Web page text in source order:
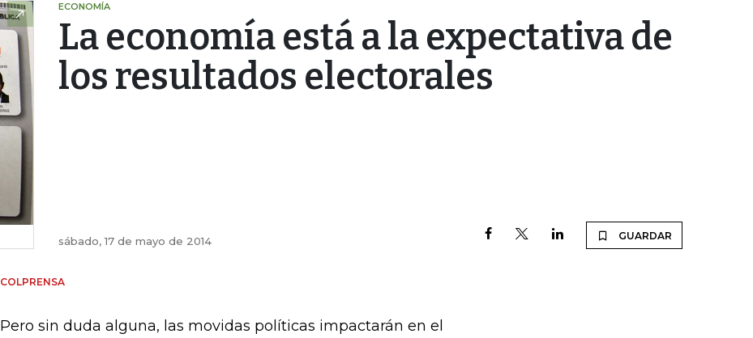
ECONOMÍA
La economía está a la expectativa de
los resultados electorales
sábado, 17 de mayo de 2014 GUARDAR
COLPRENSA
Pero sin duda alguna, las movidas políticas impactarán en el